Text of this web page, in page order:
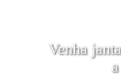
Venha